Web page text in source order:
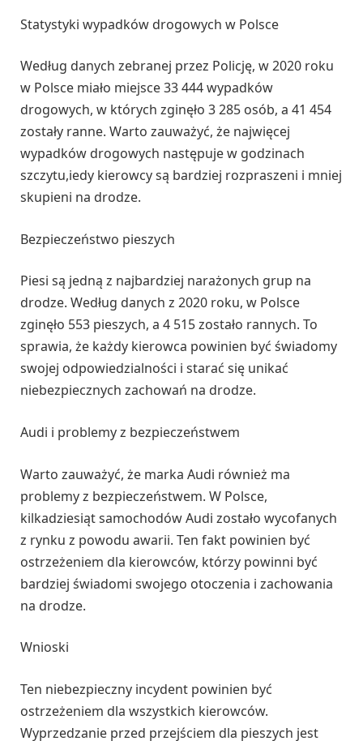
Statystyki wypadków drogowych w Polsce
Według danych zebranej przez Policję, w 2020 roku
w Polsce miało miejsce 33 444 wypadków
drogowych, w których zginęło 3 285 osób, a 41 454
zostały ranne. Warto zauważyć, że najwięcej
wypadków drogowych następuje w godzinach
szczytu,iedy kierowcy są bardziej rozpraszeni i mniej
skupieni na drodze.
Bezpieczeństwo pieszych
Piesi są jedną z najbardziej narażonych grup na
drodze. Według danych z 2020 roku, w Polsce
zginęło 553 pieszych, a 4 515 zostało rannych. To
sprawia, że każdy kierowca powinien być świadomy
swojej odpowiedzialności i starać się unikać
niebezpiecznych zachowań na drodze.
Audi i problemy z bezpieczeństwem
Warto zauważyć, że marka Audi również ma
problemy z bezpieczeństwem. W Polsce,
kilkadziesiąt samochodów Audi zostało wycofanych
z rynku z powodu awarii. Ten fakt powinien być
ostrzeżeniem dla kierowców, którzy powinni być
bardziej świadomi swojego otoczenia i zachowania
na drodze.
Wnioski
Ten niebezpieczny incydent powinien być
ostrzeżeniem dla wszystkich kierowców.
Wyprzedzanie przed przejściem dla pieszych jest